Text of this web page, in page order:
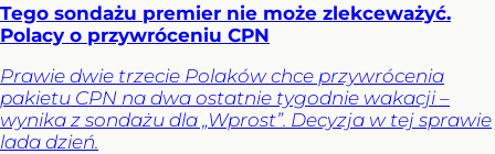
Tego sondażu premier nie może zlekceważyć.
Polacy o przywróceniu CPN
Prawie dwie trzecie Polaków chce przywrócenia
pakietu CPN na dwa ostatnie tygodnie wakacji –
wynika z sondażu dla „Wprost”. Decyzja w tej sprawie
lada dzień.